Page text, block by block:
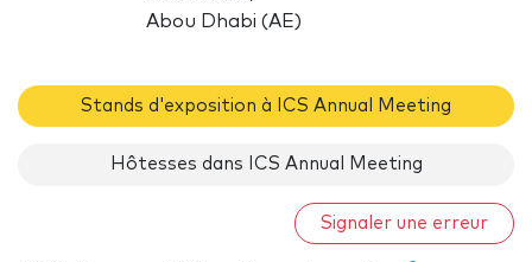
Abou Dhabi (AE)
Stands d'exposition à ICS Annual Meeting
Hôtesses dans ICS Annual Meeting
Signaler une erreur